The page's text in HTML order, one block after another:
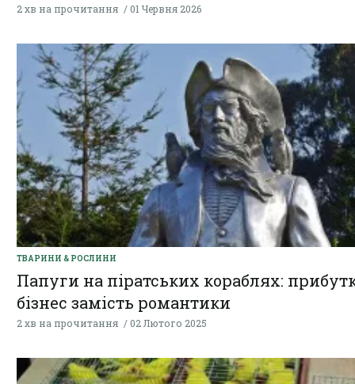
2 хв на прочитання 01 Червня 2026
ТВАРИНИ & РОСЛИНИ
Папуги на піратських кораблях:
бізнес замість романтики
2 хв на прочитання 02 Лютого 2025